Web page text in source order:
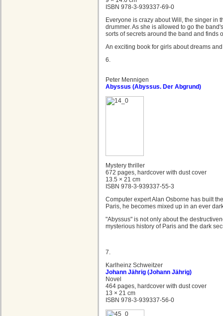
ISBN 978-3-939337-69-0
Everyone is crazy about Will, the singer in
drummer. As she is allowed to go the
sorts of secrets around the band and finds
An exciting book for girls about dreams
6.
Peter Mennigen
Abyssus (Abyssus. Der Abgrund)
Mystery thriller
672 pages, hardcover with dust cover
13.5 × 21 cm
ISBN 978-3-939337-55-3
Computer expert Alan Osborne has built
Paris, he becomes mixed up in an ever
"Abyssus" is not only about the
mysterious history of Paris and the dark
7.
Karlheinz Schweitzer
Johann Jährig (Johann Jährig)
Novel
464 pages, hardcover with dust cover
13 × 21 cm
ISBN 978-3-939337-56-0